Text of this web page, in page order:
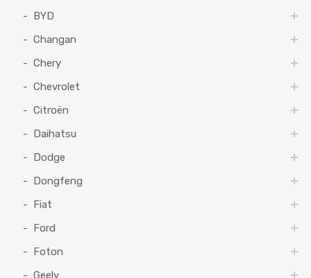
BYD
Changan
Chery
Chevrolet
Citroën
Daihatsu
Dodge
Dongfeng
Fiat
Ford
Foton
Geely